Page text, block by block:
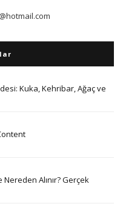
Kuka, Kehribar, Ağaç ve
Alınır? Gerçek